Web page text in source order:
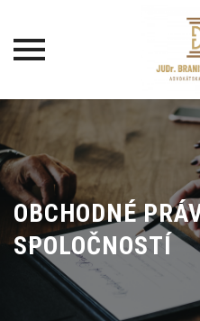
content
OBCHODNÉ
SPOLOČNOSTÍ